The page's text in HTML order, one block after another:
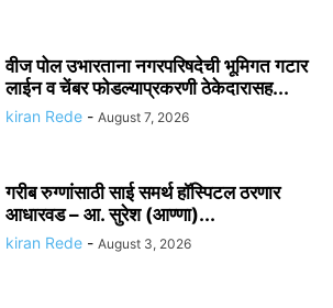
वीज पोल उभारताना नगरपरिषदेची भूमिगत गटार
लाईन व चेंबर फोडल्याप्रकरणी ठेकेदारासह...
kiran Rede - August 7, 2026
गरीब रुग्णांसाठी साई समर्थ हॉस्पिटल ठरणार
आधारवड – आ. सुरेश (आण्णा)...
kiran Rede - August 3, 2026